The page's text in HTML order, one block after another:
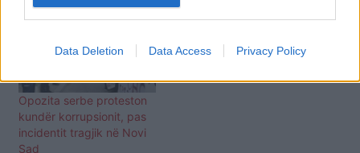
Data Deletion Data Access Privacy Policy
Opozita serbe proteston
kundër korrupsionit, pas
incidentit tragjik në Novi
Sad